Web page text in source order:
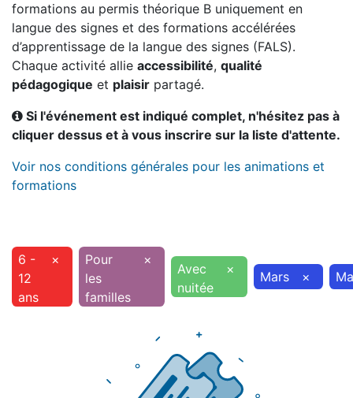
formations au permis théorique B uniquement en
langue des signes et des formations accélérées
d’apprentissage de la langue des signes (FALS).
Chaque activité allie accessibilité, qualité
pédagogique et plaisir partagé.
Si l'événement est indiqué complet, n'hésitez pas à
cliquer dessus et à vous inscrire sur la liste d'attente.
Voir nos conditions générales pour les animations et
formations
6 -
12
ans
×
Pour
les
familles
×
Avec
nuitée
× Mars ×